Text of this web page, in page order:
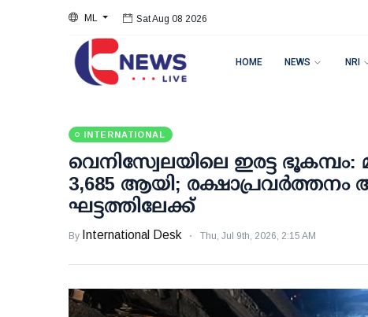
ML Sat Aug 08 2026
HOME NEWS NRI
INTERNATIONAL
വെനിസ്വേലയിലെ ഇരട്ട ഭൂകമ്പം:
3,685 ആയി;
ഘട്ടത്തിലേക്ക്
By International Desk Thu, Jul 9th, 2026, 2:15 AM